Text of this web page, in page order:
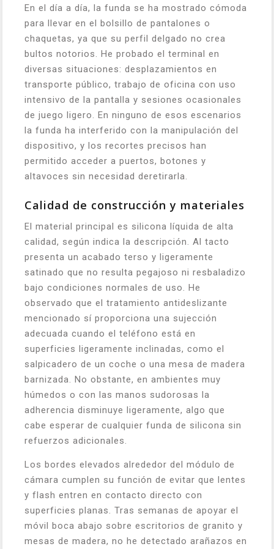
En el día a día, la funda se ha mostrado cómoda
para llevar en el bolsillo de pantalones o
chaquetas, ya que su perfil delgado no crea
bultos notorios. He probado el terminal en
diversas situaciones: desplazamientos en
transporte público, trabajo de oficina con uso
intensivo de la pantalla y sesiones ocasionales
de juego ligero. En ninguno de esos escenarios
la funda ha interferido con la manipulación del
dispositivo, y los recortes precisos han
permitido acceder a puertos, botones y
altavoces sin necesidad deretirarla.
Calidad de construcción y materiales
El material principal es silicona líquida de alta
calidad, según indica la descripción. Al tacto
presenta un acabado terso y ligeramente
satinado que no resulta pegajoso ni resbaladizo
bajo condiciones normales de uso. He
observado que el tratamiento antideslizante
mencionado sí proporciona una sujección
adecuada cuando el teléfono está en
superficies ligeramente inclinadas, como el
salpicadero de un coche o una mesa de madera
barnizada. No obstante, en ambientes muy
húmedos o con las manos sudorosas la
adherencia disminuye ligeramente, algo que
cabe esperar de cualquier funda de silicona sin
refuerzos adicionales.
Los bordes elevados alrededor del módulo de
cámara cumplen su función de evitar que lentes
y flash entren en contacto directo con
superficies planas. Tras semanas de apoyar el
móvil boca abajo sobre escritorios de granito y
mesas de madera, no he detectado arañazos en